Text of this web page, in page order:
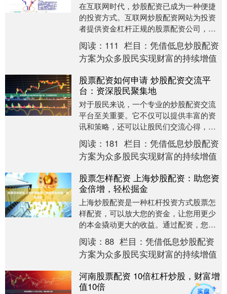
在互联网时代，炒股配资已成为一种便捷
的投资方式。互联网炒股配资网站为投资
者提供资金杠杆正规的股票配资公司，帮
助他们放大收益。 配资放大投资资金的同
时，也放大了风....
阅读： 111 栏目： 凭借低息炒股配资
方案为众多股民实现财富的持续增值
股票配资如何申请 炒股配资交流平
台：资深股民聚集地
对于股民来说，一个专业的炒股配资交流
平台至关重要。它不仅可以提供丰富的资
讯和策略，还可以让股民们交流心得，共
同进步。 这些公司均拥有良好的信誉和完
善的风控体系，....
阅读： 181 栏目： 凭借低息炒股配资
方案为众多股民实现财富的持续增值
股票怎样配资 上海炒股配资：助您资
金倍增，轻松掘金
上海炒股配资是一种杠杆投资方式股票怎
样配资，可以放大您的资金，让您用更少
的本金撬动更大的收益。通过配资，您可
以获得高达10倍的资金杠杆，从而大幅提
升您的投资收益....
阅读： 88 栏目： 凭借低息炒股配资
方案为众多股民实现财富的持续增值
河南股票配资 10倍杠杆炒股，财富增
值10倍